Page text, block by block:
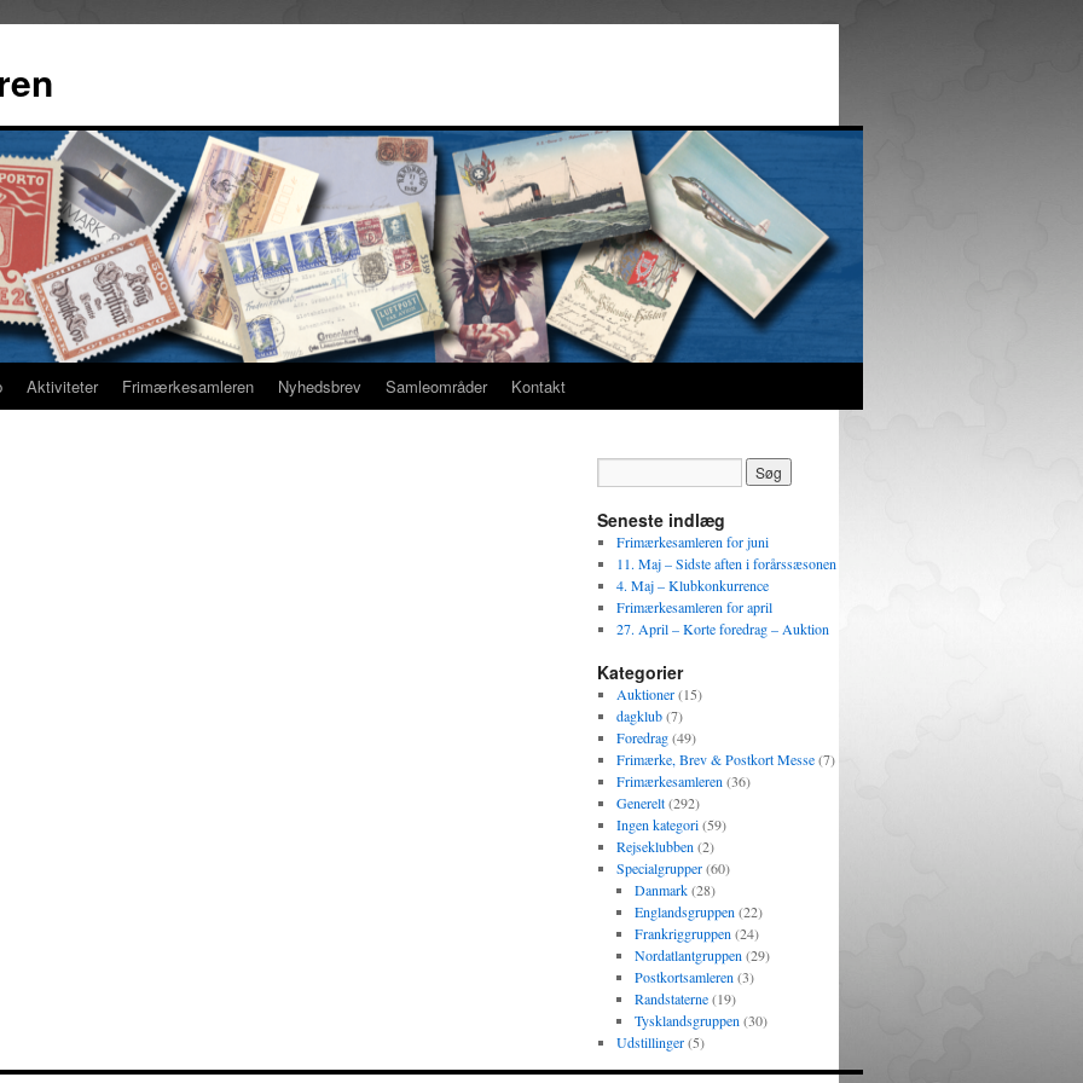
Aktiviteter Frimærkesamleren Nyhedsbrev Samleområder Kontakt
Seneste indlæg
Frimærkesamleren for juni
11. Maj – Sidste aften i forårssæsonen
4. Maj – Klubkonkurrence
Frimærkesamleren for april
27. April – Korte foredrag – Auktion
Kategorier
Auktioner(15)
dagklub(7)
Foredrag(49)
Frimærke, Brev & Postkort Messe(7)
Frimærkesamleren (36)
Generelt(292)
Ingen kategori(59)
Rejseklubben (2)
Specialgrupper(60)
Danmark(28)
Englandsgruppen (22)
Frankriggruppen (24)
Nordatlantgruppen (29)
Postkortsamleren (3)
Randstaterne(19)
Tysklandsgruppen (30)
Udstillinger(5)